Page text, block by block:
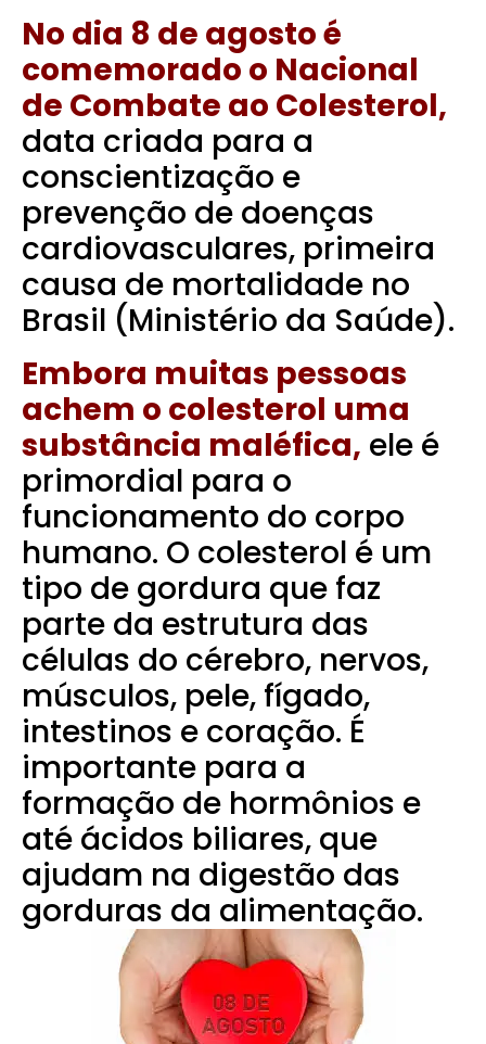
No dia 8 de agosto é
comemorado o Nacional
de Combate ao Colesterol,
data criada para a
conscientização e
prevenção de doenças
cardiovasculares, primeira
causa de mortalidade no
Brasil (Ministério da Saúde).
Embora muitas pessoas
achem o colesterol uma
substância maléfica, ele é
primordial para o
funcionamento do corpo
humano. O colesterol é um
tipo de gordura que faz
parte da estrutura das
células do cérebro, nervos,
músculos, pele, fígado,
intestinos e coração. É
importante para a
formação de hormônios e
até ácidos biliares, que
ajudam na digestão das
gorduras da alimentação.